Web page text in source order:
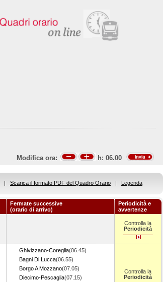
Modifica ora: h: 06.00
| Scarica il formato PDF del Quadro Orario | Legenda
Fermate successive
(orario di arrivo)
Periodicità e
avvertenze
Controlla la
Periodicità
Ghivizzano-Coreglia(06.45)
Bagni Di Lucca(06.55)
Borgo A Mozzano(07.05)
Diecimo-Pescaglia(07.15)
Controlla la
Periodicità